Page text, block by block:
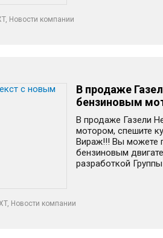
, Новости компании
В продаже
бензиновым
В продаже Газели
мотором, спешите
Вираж!!! Вы можете
бензиновым
разработкой
, Новости компании